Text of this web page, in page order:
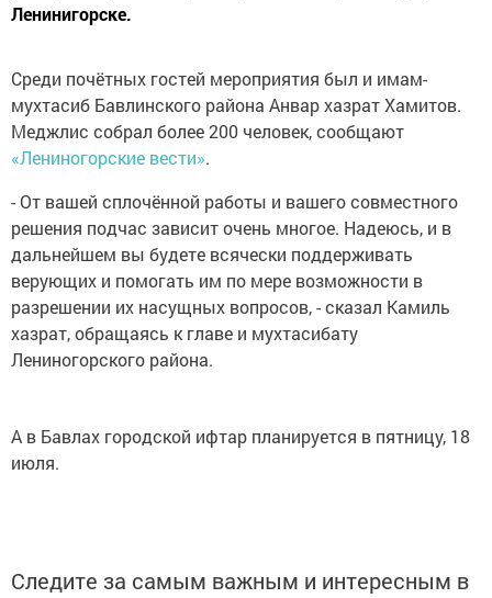
Ленинигорске.
Среди почётных гостей мероприятия был и имам-
мухтасиб Бавлинского района Анвар хазрат Хамитов.
Меджлис собрал более 200 человек, сообщают
«Лениногорские вести».
- От вашей сплочённой работы и вашего совместного
решения подчас зависит очень многое. Надеюсь, и в
дальнейшем вы будете всячески поддерживать
верующих и помогать им по мере возможности в
разрешении их насущных вопросов, - сказал Камиль
хазрат, обращаясь к главе и мухтасибату
Лениногорского района.
А в Бавлах городской ифтар планируется в пятницу, 18
июля.
Следите за самым важным и интересным в